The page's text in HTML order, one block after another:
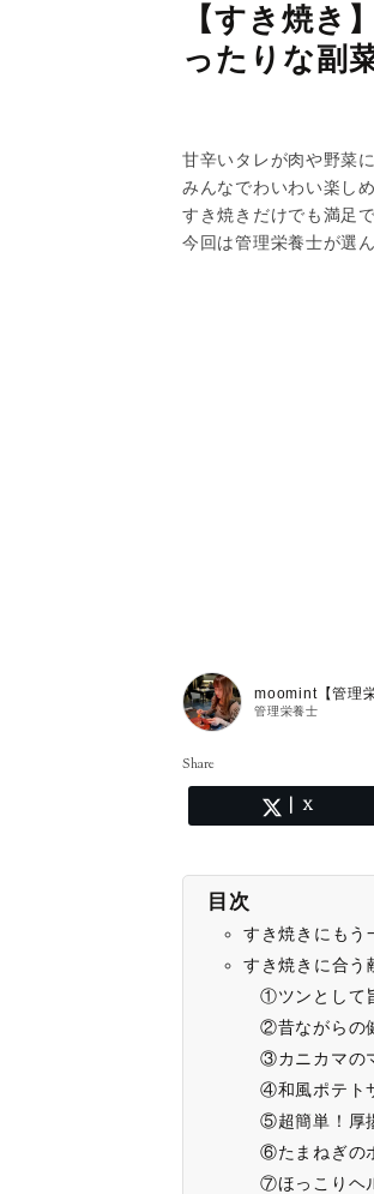
【すき焼き
ったりな副
甘辛いタレが肉や野菜
みんなでわいわい楽し
すき焼きだけでも満足
今回は管理栄養士が選
moomint【管理
管理栄養士
Share
X
目次
すき焼きにもう
すき焼きに合う
①ツンとして
②昔ながらの
③カニカマの
④和風ポテト
⑤超簡単！厚
⑥たまねぎの
⑦ほっこりヘ